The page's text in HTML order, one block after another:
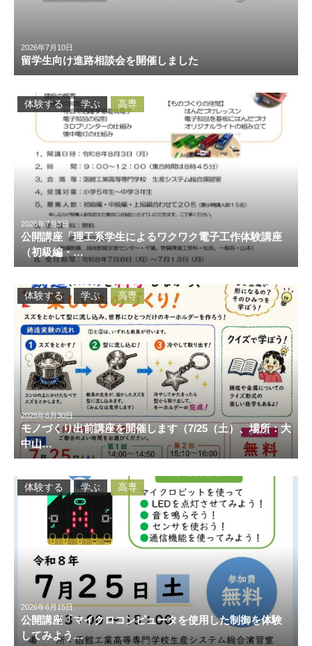
2026年7月10日
留学生向け進路相談会を開催しました
2026年7月3日
公開講座「理工系学生によるワクワク電子工作体験講座
（初級編・…
体験する 学ぶ 高専
2026年6月30日
モノづくり出前講座を開催します（7/25（土）、場所：大
中山…
体験する 学ぶ 高専
2026年6月15日
公開講座「マイクロコンピュータを使用した制御を体験
してみよう…
体験する 学ぶ 高専